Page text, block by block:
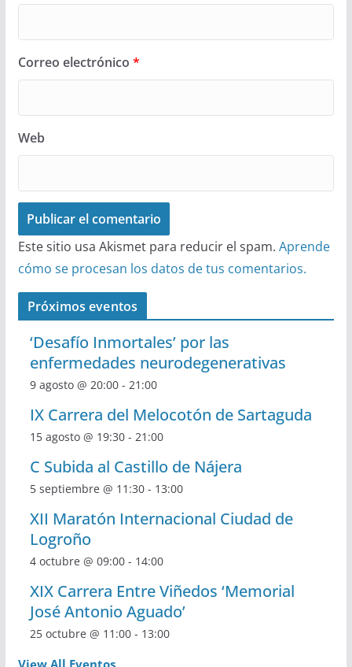
Correo electrónico *
Web
Este sitio usa Akismet para reducir el spam. Aprende
cómo se procesan los datos de tus comentarios.
Próximos eventos
‘Desafío Inmortales’ por las
enfermedades neurodegenerativas
9 agosto @ 20:00- 21:00
IX Carrera del Melocotón de Sartaguda
15 agosto @ 19:30- 21:00
C Subida al Castillo de Nájera
5 septiembre @ 11:30- 13:00
XII Maratón Internacional Ciudad de
Logroño
4 octubre @ 09:00- 14:00
XIX Carrera Entre Viñedos ‘Memorial
José Antonio Aguado’
25 octubre @ 11:00- 13:00
View All Eventos